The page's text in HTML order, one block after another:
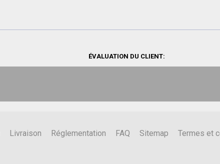
ÉVALUATION DU CLIENT:
Livraison Réglementation FAQ Sitemap Termes et